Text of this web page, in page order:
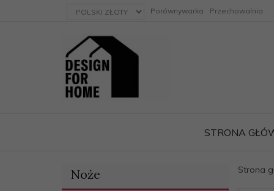
currency_h Porównywarka Przechowalnia
STRONA
Noże Strona